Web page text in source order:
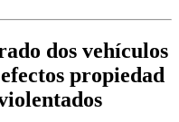
dos vehículos
propiedad